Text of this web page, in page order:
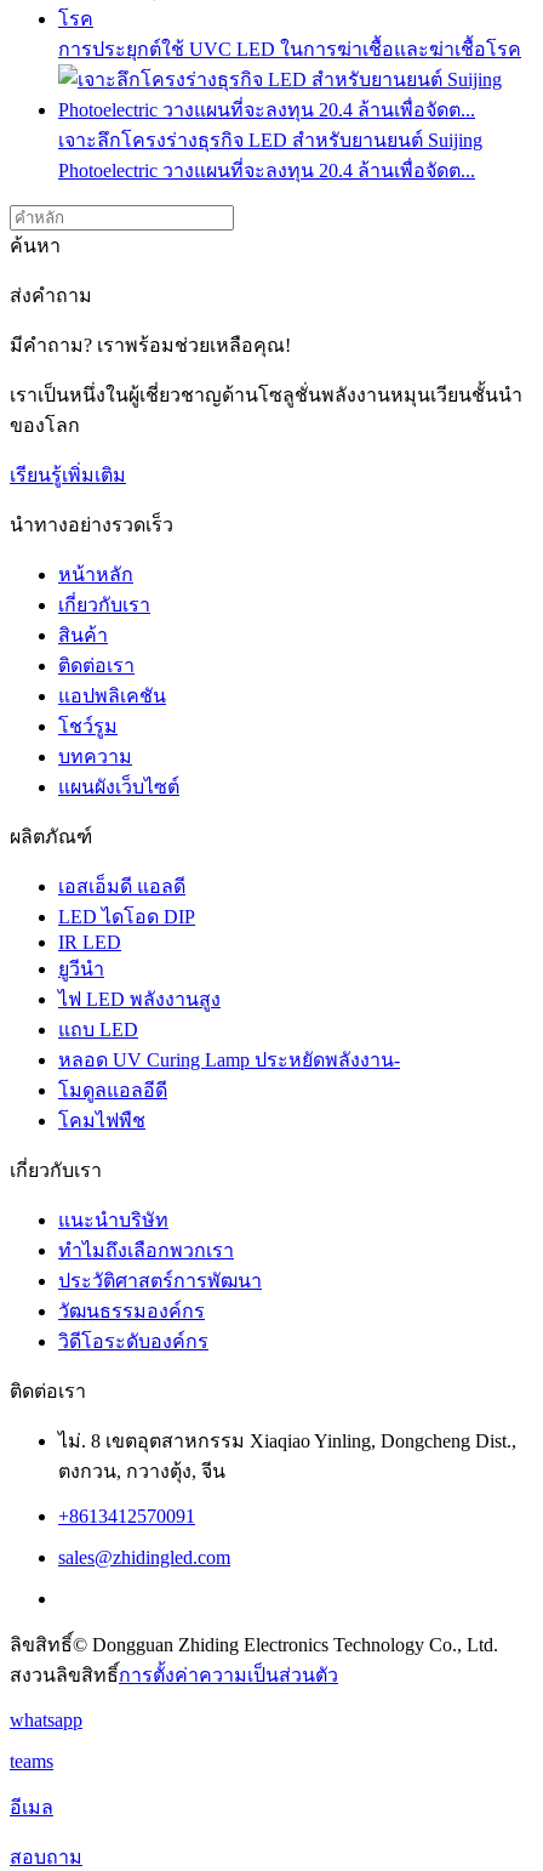
การประยุกต์ใช้ UVC LED ในการฆ่าเชื้อและฆ่าเชื้อโรค
เจาะลึกโครงร่างธุรกิจ LED สำหรับยานยนต์ Suijing
Photoelectric วางแผนที่จะลงทุน 20.4 ล้านเพื่อจัดต...
ค้นหา
ส่งคำถาม
มีคำถาม? เราพร้อมช่วยเหลือคุณ!
เราเป็นหนึ่งในผู้เชี่ยวชาญด้านโซลูชั่นพลังงานหมุนเวียนชั้นนำ
ของโลก
เรียนรู้เพิ่มเติม
นำทางอย่างรวดเร็ว
หน้าหลัก
เกี่ยวกับเรา
สินค้า
ติดต่อเรา
แอปพลิเคชัน
โชว์รูม
บทความ
แผนผังเว็บไซต์
ผลิตภัณฑ์
เอสเอ็มดี แอลดี
LED ไดโอด DIP
IR LED
ยูวีนํา
ไฟ LED พลังงานสูง
แถบ LED
หลอด UV Curing Lamp ประหยัดพลังงาน-
โมดูลแอลอีดี
โคมไฟพืช
เกี่ยวกับเรา
แนะนำบริษัท
ทำไมถึงเลือกพวกเรา
ประวัติศาสตร์การพัฒนา
วัฒนธรรมองค์กร
วิดีโอระดับองค์กร
ติดต่อเรา
ไม่. 8 เขตอุตสาหกรรม Xiaqiao Yinling, Dongcheng Dist.,
ตงกวน, กวางตุ้ง, จีน
+8613412570091
sales@zhidingled.com
ลิขสิทธิ์© Dongguan Zhiding Electronics Technology Co., Ltd.
สงวนลิขสิทธิ์การตั้งค่าความเป็นส่วนตัว
whatsapp
teams
อีเมล
สอบถาม